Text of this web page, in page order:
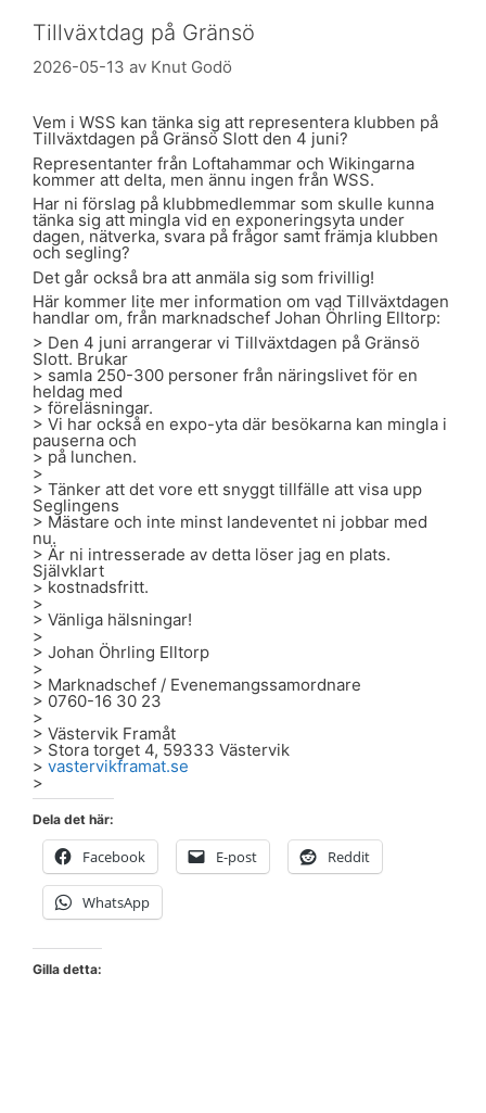
Tillväxtdag på Gränsö
2026-05-13 av Knut Godö
Vem i WSS kan tänka sig att representera klubben på
Tillväxtdagen på Gränsö Slott den 4 juni?
Representanter från Loftahammar och Wikingarna
kommer att delta, men ännu ingen från WSS.
Har ni förslag på klubbmedlemmar som skulle kunna
tänka sig att mingla vid en exponeringsyta under
dagen, nätverka, svara på frågor samt främja klubben
och segling?
Det går också bra att anmäla sig som frivillig!
Här kommer lite mer information om vad Tillväxtdagen
handlar om, från marknadschef Johan Öhrling Elltorp:
> Den 4 juni arrangerar vi Tillväxtdagen på Gränsö
Slott. Brukar
> samla 250-300 personer från näringslivet för en
heldag med
> föreläsningar.
> Vi har också en expo-yta där besökarna kan mingla i
pauserna och
> på lunchen.
>
> Tänker att det vore ett snyggt tillfälle att visa upp
Seglingens
> Mästare och inte minst landeventet ni jobbar med
nu.
> Är ni intresserade av detta löser jag en plats.
Självklart
> kostnadsfritt.
>
> Vänliga hälsningar!
>
> Johan Öhrling Elltorp
>
> Marknadschef / Evenemangssamordnare
> 0760-16 30 23
>
> Västervik Framåt
> Stora torget 4, 59333 Västervik
> vastervikframat.se
>
Dela det här:
Facebook E-post Reddit
WhatsApp
Gilla detta: